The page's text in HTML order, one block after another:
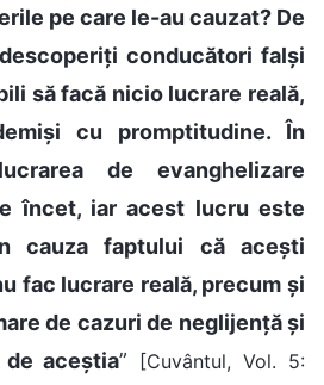
pe care le-au cauzat? De
conducători falși
să facă nicio lucrare reală,
cu promptitudine. În
de evanghelizare
încet, iar acest lucru este
cauza faptului că acești
fac lucrare reală, precum și
de cazuri de neglijență și
aceștia” [Cuvântul, Vol. 5: